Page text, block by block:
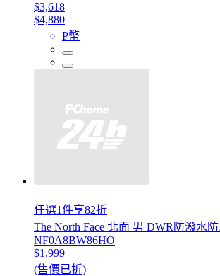
$3,618
$4,880
P幣
任選1件享82折
The North Face 北面 男 DWR防潑水
NF0A8BW86HO
$1,999
(售價已折)